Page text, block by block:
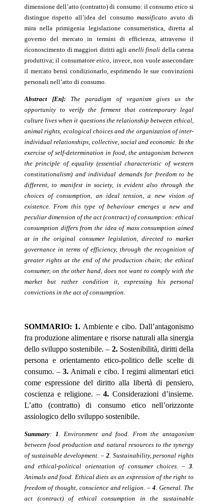
dimensione dell’atto (contratto) di consumo: il consumo etico si
distingue rispetto all’idea del consumomassificato avuto di
mira nella primigenia legislazione consumeristica, diretta al
governo del mercato in termini di efficienza, attraverso il
riconoscimento di maggiori diritti agli anelli finali della catena
produttiva; il consumatoreetico, invece, non vuole assecondare
il mercato bensì condizionarlo, esprimendo le sue convinzioni
personali nell’atto di consumo.
Abstract [En]: The paradigm of veganism gives us the
opportunity to verify the ferment that contemporary legal
culture lives when it questions the relationship between ethical,
animal rights, ecological choices and the organization of inter-
individual relationships, collective, social and economic. In the
exercise of self-determination in food, the antagonism between
the principle of equality (essential characteristic of western
constitutionalism) and individual demands for freedom to be
different, to manifest in society, is evident also through the
choices of consumption, an ideal tension, a new vision of
existence. From this type of behaviour emerges a new and
peculiar dimension of the act (contract) of consumption: ethical
consumption differs from the idea of mass consumption aimed
at in the original consumer legislation, directed to market
governance in terms of efficiency, through the recognition of
greater rights at the end of the production chain; the ethical
consumer, on the other hand, does not want to comply with the
market but rather condition it, expressing his personal
convictions in the act of consumption.
SOMMARIO: 1. Ambiente e cibo. Dall’antagonismo
fra produzione alimentare e risorse naturali alla sinergia
dello sviluppo sostenibile. – 2.Sostenibilità, diritti della
persona e orientamento etico-politico delle scelte di
consumo. –3. Animali e cibo. I regimi alimentari etici
come espressione del diritto alla libertà di pensiero,
coscienza e religione. –4. Considerazioni d’insieme.
L’atto (contratto) di consumo etico nell’orizzonte
assiologico dello sviluppo sostenibile.
Summary: 1. Environment and food. From the antagonism
between food production and natural resources to the synergy
of sustainable development. – 2. Sustainability, personal rights
and ethical-political orientation of consumer choices. – 3.
Animals and food. Ethical diets as an expression of the right to
freedom of thought, conscience and religion. –4. General. The
act (contract) of ethical consumption in the sustainable